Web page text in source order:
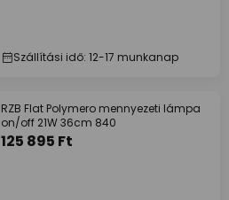
Szállítási idő: 12-17 munkanap
RZB Flat Polymero mennyezeti lámpa
on/off 21W 36cm 840
125 895 Ft